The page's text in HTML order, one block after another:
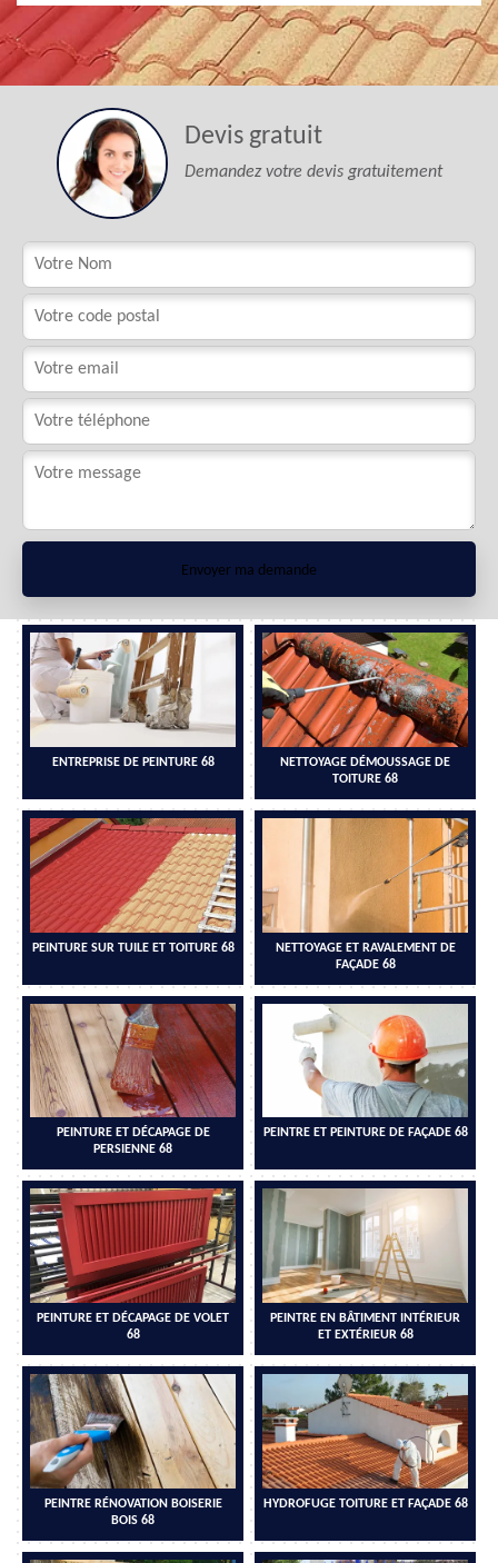
Devis gratuit
Demandez votre devis gratuitement
ENTREPRISE DE PEINTURE 68
NETTOYAGE DÉMOUSSAGE DE
TOITURE 68
PEINTURE SUR TUILE ET TOITURE 68
NETTOYAGE ET RAVALEMENT DE
FAÇADE 68
PEINTURE ET DÉCAPAGE DE
PERSIENNE 68
PEINTRE ET PEINTURE DE FAÇADE 68
PEINTURE ET DÉCAPAGE DE VOLET
68
PEINTRE EN BÂTIMENT INTÉRIEUR
ET EXTÉRIEUR 68
PEINTRE RÉNOVATION BOISERIE
BOIS 68
HYDROFUGE TOITURE ET FAÇADE 68